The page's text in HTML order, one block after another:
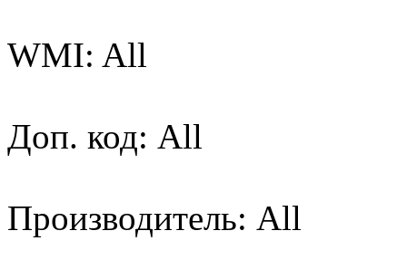
WMI: All
Доп. код: All
Производитель: All